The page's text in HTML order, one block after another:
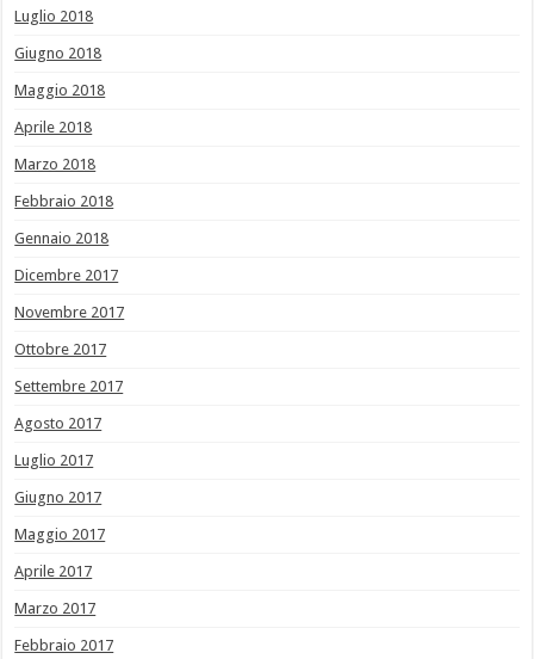
Luglio 2018
Giugno 2018
Maggio 2018
Aprile 2018
Marzo 2018
Febbraio 2018
Gennaio 2018
Dicembre 2017
Novembre 2017
Ottobre 2017
Settembre 2017
Agosto 2017
Luglio 2017
Giugno 2017
Maggio 2017
Aprile 2017
Marzo 2017
Febbraio 2017